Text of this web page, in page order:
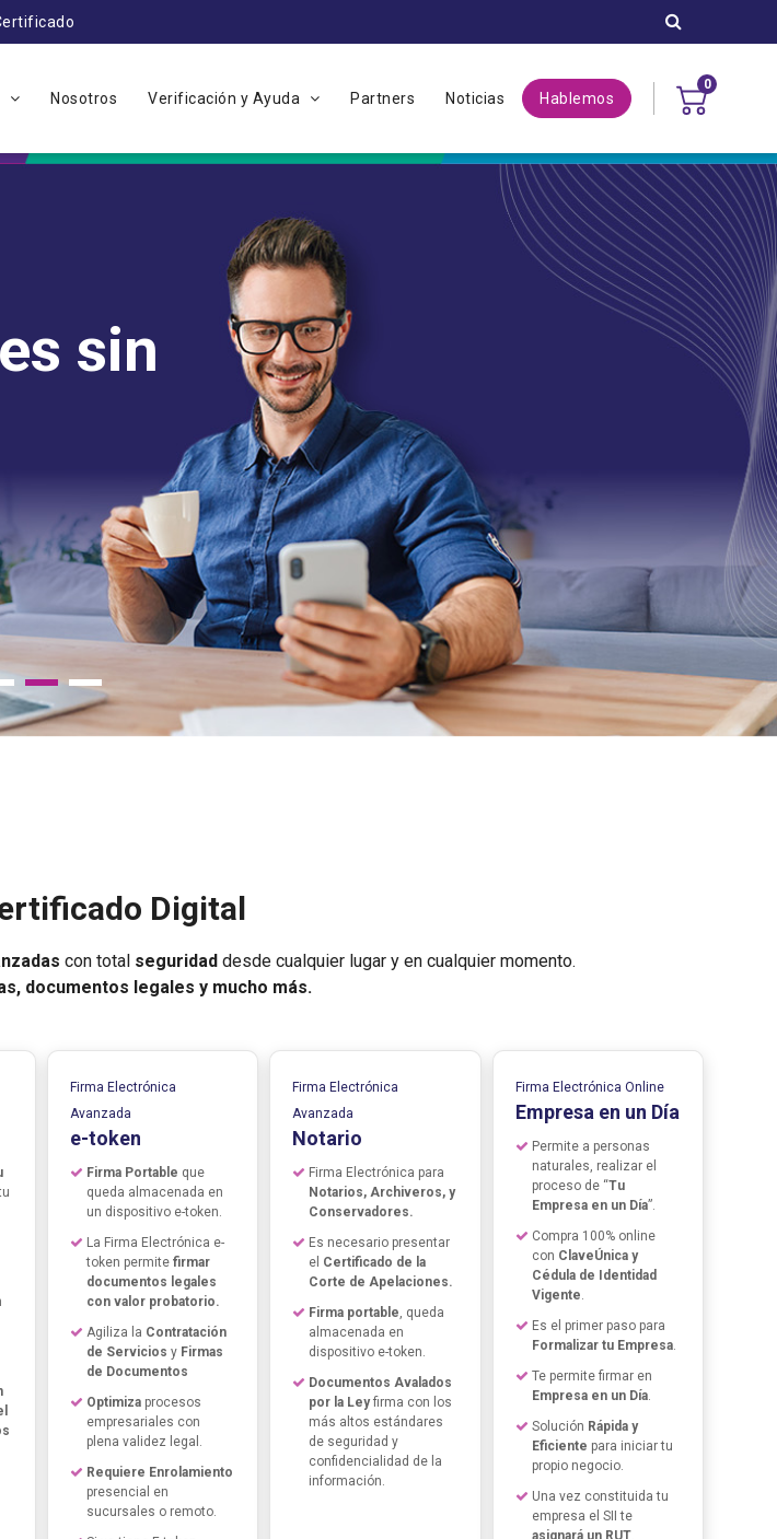
Nosotros Verificación y Ayuda Partners Noticias Hablemos
0
Digital
con total seguridad desde cualquier lugar y en cualquier momento.
documentos legales y mucho más.
Firma Electrónica
Avanzada
e-token
Firma Portable que
queda almacenada en
un dispositivo e-token.
La Firma Electrónica e-
token permite firmar
documentos legales
con valor probatorio.
Agiliza la Contratación
de Servicios y Firmas
de Documentos
Optimizaprocesos
empresariales con
plena validez legal.
Requiere Enrolamiento
presencial en
sucursales o remoto.
Firma Electrónica
Avanzada
Notario
Firma Electrónica para
Notarios, Archiveros, y
Conservadores.
Es necesario presentar
el Certificado de la
Corte de Apelaciones.
Firma portable, queda
almacenada en
dispositivo e-token.
Documentos Avalados
por la Leyfirma con los
más altos estándares
de seguridad y
confidencialidad de la
información.
Firma Electrónica Online
Empresa en un Día
Permite a personas
naturales, realizar el
proceso de “Tu
Empresa en un Día”.
Compra 100% online
con ClaveÚnica y
Cédula de Identidad
Vigente.
Es el primer paso para
Formalizar tu Empresa.
Te permite firmar en
Empresa en un Día.
Solución Rápida y
Eficiente para iniciar tu
propio negocio.
Una vez constituida tu
empresa el SII te
asignará un RUT.